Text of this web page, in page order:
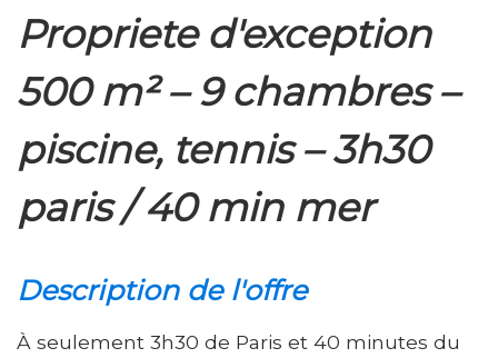
propriete d'exception
500 m² – 9 chambres –
piscine, tennis – 3h30
paris / 40 min mer
description de l'offre
À seulement 3h30 de Paris et 40 minutes du